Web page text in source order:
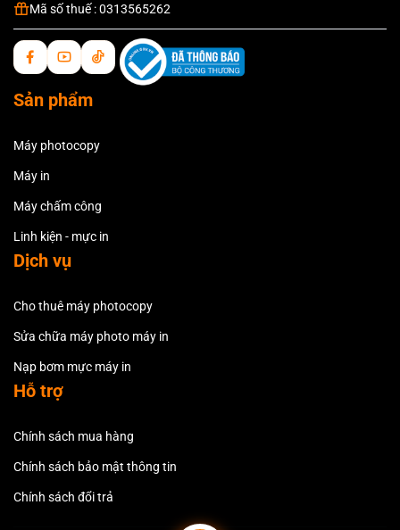
Mã số thuế : 0313565262
Sản phẩm
Máy photocopy
Máy in
Máy chấm công
Linh kiện - mực in
Dịch vụ
Cho thuê máy photocopy
Sửa chữa máy photo máy in
Nạp bơm mực máy in
Hỗ trợ
Chính sách mua hàng
Chính sách bảo mật thông tin
Chính sách đổi trả